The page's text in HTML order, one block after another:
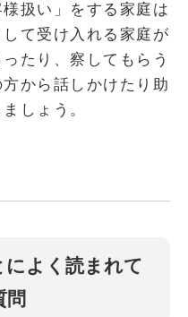
扱い」をする家庭は
て受け入れる家庭が
たり、察してもらう
から話しかけたり助
しょう。
よく読まれて
問